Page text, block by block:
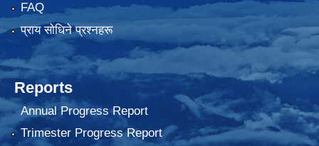
FAQ
प्राय साेधिने प्रश्नहरू
Reports
Annual Progress Report
Trimester Progress Report